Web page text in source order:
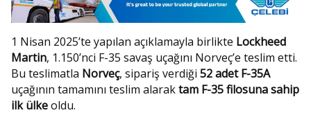
1 Nisan 2025’te yapılan açıklamayla birlikte Lockheed
Martin, 1.150’nci F-35 savaş uçağını Norveç’e teslim etti.
Bu teslimatla Norveç, sipariş verdiği 52 adet F-35A
uçağının tamamını teslim alaraktam F-35 filosuna sahip
ilk ülkeoldu.